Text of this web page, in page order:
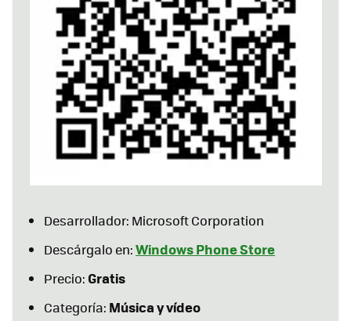
Desarrollador: Microsoft Corporation
Descárgalo en:Windows Phone Store
Precio:Gratis
Categoría: Música y vídeo